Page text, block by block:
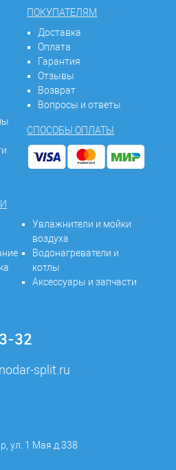
ПОКУПАТЕЛЯМ
Доставка
Оплата
Гарантия
Отзывы
Возврат
Вопросы и ответы
СПОСОБЫ ОПЛАТЫ
Увлажнители и мойки
воздуха
Водонагреватели и
котлы
Аксессуары и запчасти
32
split.ru
ул. 1 Мая д.338